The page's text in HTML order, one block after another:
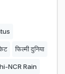
फिल्मी दुनिया
NCR Rain